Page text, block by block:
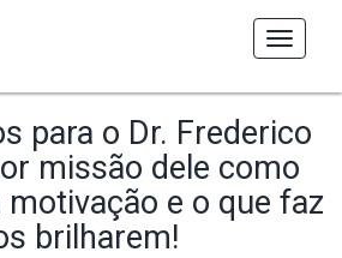
Toggle
para o Dr. Frederico
missão dele como
motivação e o que faz
brilharem!